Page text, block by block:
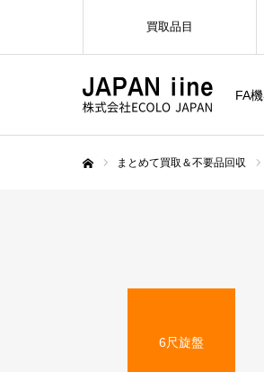
FA
買取品目
まとめて買取＆不要品回収
6尺旋盤